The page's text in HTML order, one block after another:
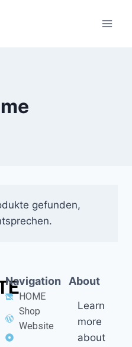
gefunden,
Navigation
HOME
Shop
Website
About
Learn
more
about